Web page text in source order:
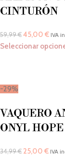
CINTURÓN
59,99€45,00 € IVA
Seleccionar
-29%
VAQUERO
ONYL HOPE
34,99€ 25,00 € IVA